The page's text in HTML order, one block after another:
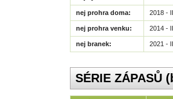
nej prohra doma: 2018 -
nej prohra venku: 2014 -
nej branek: 2021 -
SÉRIE ZÁPASŮ